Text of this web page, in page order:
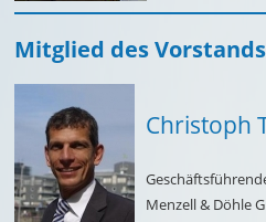
Mitglied des Vorstands
Christoph
Menzell & Döhle